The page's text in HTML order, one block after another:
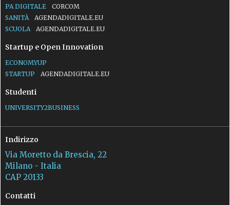
PA DIGITALE
CORCOM
SANITÀ
AGENDADIGITALE.EU
SCUOLA
AGENDADIGITALE.EU
Startup e Open Innovation
ECONOMYUP
STARTUP
AGENDADIGITALE.EU
Studenti
UNIVERSITY2BUSINESS
Indirizzo
Via Moretto da Brescia, 22
Milano - Italia
CAP 20133
Contatti